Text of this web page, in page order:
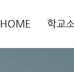
HOME 학교